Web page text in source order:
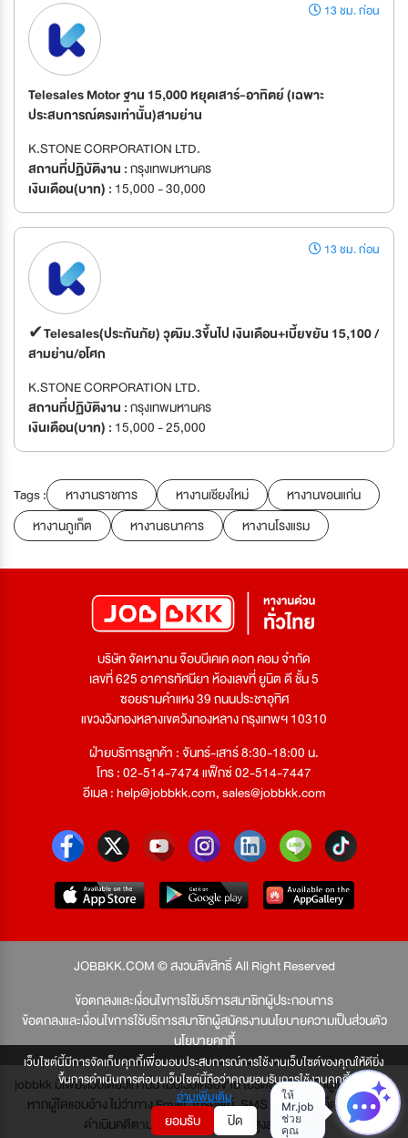
เว็บไซต์นี้มีการจัดเก็บคุกกี้เพื่อมอบประสบการณ์การใช้งานเว็บไซต์ของคุณให้ดียิ่ง
ขึ้นการดำเนินการต่อบนเว็บไซต์นี้ถือว่าคุณยอมรับการใช้งานคุกกี้
อ่านเพิ่มเติม
ยอมรับ ปิด
13 ชม. ก่อน
Telesales Motor ฐาน 15,000 หยุดเสาร์-อาทิตย์ (เฉพาะ
ประสบการณ์ตรงเท่านั้น)สามย่าน
K.STONE CORPORATION LTD.
สถานที่ปฏิบัติงาน :กรุงเทพมหานคร
เงินเดือน(บาท) : 15,000 - 30,000
13 ชม. ก่อน
✔Telesales(ประกันภัย) วุฒิม.3ขึ้นไป เงินเดือน+เบี้ยขยัน 15,100 /
สามย่าน/อโศก
K.STONE CORPORATION LTD.
สถานที่ปฏิบัติงาน :กรุงเทพมหานคร
เงินเดือน(บาท) : 15,000 - 25,000
Tags : หางานราชการ หางานเชียงใหม่
หางานขอนแก่น
หางานภูเก็ต
หางานธนาคาร หางานโรงแรม
บริษัท จัดหางาน จ๊อบบีเคเค ดอท คอม จำกัด
เลขที่ 625 อาคารทัศนียา ห้องเลขที่ ยูนิต ดี ชั้น 5
ซอยรามคำแหง 39 ถนนประชาอุทิศ
แขวงวังทองหลางเขตวังทองหลาง กรุงเทพฯ 10310
ฝ่ายบริการลูกค้า : จันทร์-เสาร์ 8:30-18:00 น.
โทร : 02-514-7474 แฟ็กซ์ 02-514-7447
อีเมล :help@jobbkk.com,sales@jobbkk.com
JOBBKK.COM © สงวนลิขสิทธิ์ All Right Reserved
ข้อตกลงและเงื่อนไขการใช้บริการสมาชิกผู้ประกอบการ
ข้อตกลงและเงื่อนไขการใช้บริการสมาชิกผู้สมัครงานนโยบายความเป็นส่วนตัว
นโยบายคุกกี้
jobbkk มีเพียงเว็บเดียวเท่านั้น ไม่มีเว็บเครือข่าย โปรดอย่าหลงเชื่อผู้แอบอ้าง และ
หากผู้ใดแอบอ้าง ไม่ว่าทาง Email, โทรศัพท์, SMS หรือทางใดก็ตาม จะถูก
ดำเนินคดีตามที่กฎหมายบัญญัติไว้สูงสุด